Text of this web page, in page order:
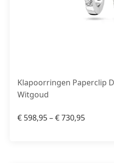
Klapoorringen Paperclip
Witgoud
€ 598,95–€730,95